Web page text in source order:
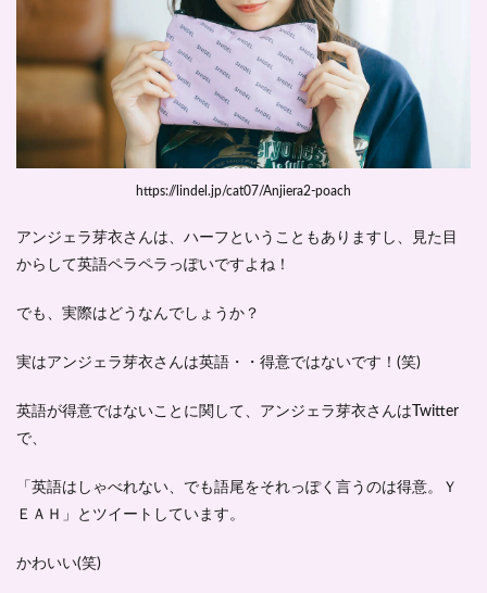
ィー
いら
に注
-ま
https://lindel.jp/cat07/Anjiera2-poach
アンジェラ芽衣さんは、ハーフということもありますし、
見た目
からして英語ペラペラっぽいですよね！
でも、実際はどうなんでしょうか？
実はアンジェラ芽衣さんは英語・・得意ではないです！ (笑)
英語が得意ではないことに関して、アンジェラ芽衣さんはTwitter
で、
「英語はしゃべれない、でも語尾をそれっぽく言うのは得意。Ｙ
ＥＡＨ」
とツイートしています。
かわいい(笑)